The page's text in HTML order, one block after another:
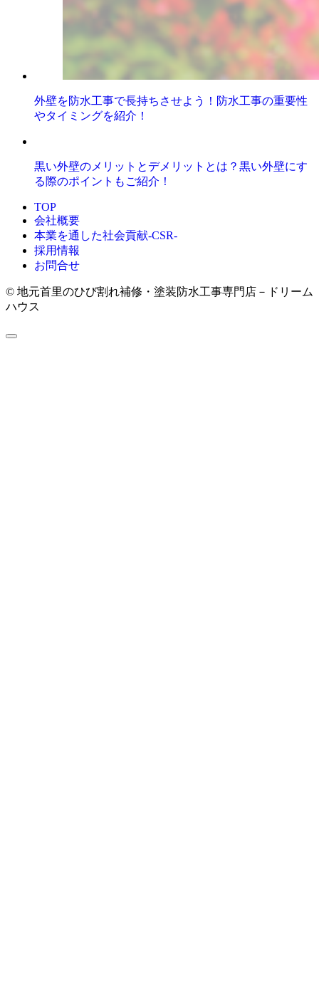
外壁を防水工事で長持ちさせよう！防水工事の重要性
やタイミングを紹介！
黒い外壁のメリットとデメリットとは？黒い外壁にす
る際のポイントもご紹介！
TOP
会社概要
本業を通した社会貢献-CSR-
採用情報
お問合せ
© 地元首里のひび割れ補修・塗装防水工事専門店－ドリーム
ハウス